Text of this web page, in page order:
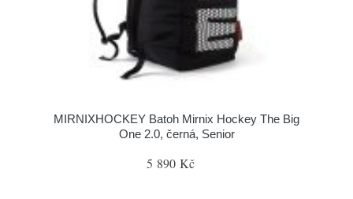
MIRNIXHOCKEY Batoh Mirnix Hockey The Big
One 2.0, černá, Senior
5 890 Kč